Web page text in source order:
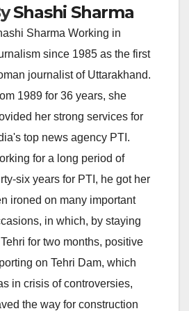
Shashi Sharma
Sharma Working in
since 1985 as the first
journalist of Uttarakhand.
1989 for 36 years, she
her strong services for
top news agency PTI.
for a long period of
six years for PTI, he got her
ironed on many important
in which, by staying
for two months, positive
on Tehri Dam, which
in crisis of controversies,
the way for construction